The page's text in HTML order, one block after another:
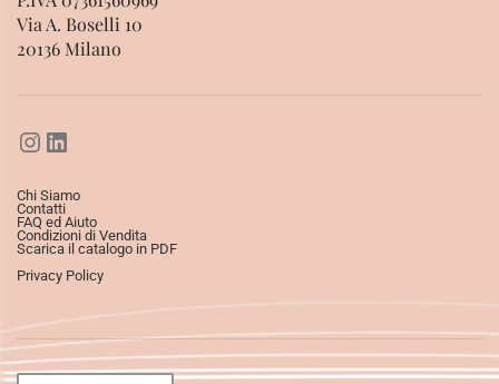
Via A. Boselli 10
20136 Milano
Chi Siamo
Contatti
FAQ ed Aiuto
Condizioni di Vendita
Scarica il catalogo in PDF
Privacy Policy